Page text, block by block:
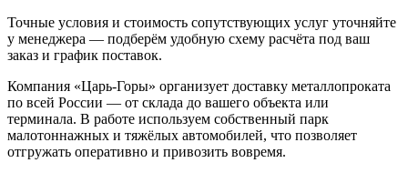
Точные условия и стоимость сопутствующих услуг уточняйте
у менеджера — подберём удобную схему расчёта под ваш
заказ и график поставок.
Компания «Царь-Горы» организует доставку металлопроката
по всей России — от склада до вашего объекта или
терминала. В работе используем собственный парк
малотоннажных и тяжёлых автомобилей, что позволяет
отгружать оперативно и привозить вовремя.